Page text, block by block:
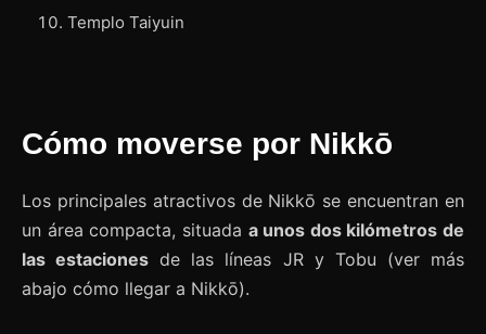
Templo Taiyuin
Cómo moverse por Nikkō
Los principales atractivos de Nikkō se encuentran en
un área compacta, situada a unos dos kilómetros de
las estaciones de las líneas JR y Tobu (ver más
abajo cómo llegar a Nikkō).